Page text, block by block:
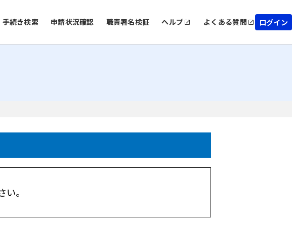
手続き検索 申請状況確認 職責署名検証 ヘルプ よくある質問 ログイン
。